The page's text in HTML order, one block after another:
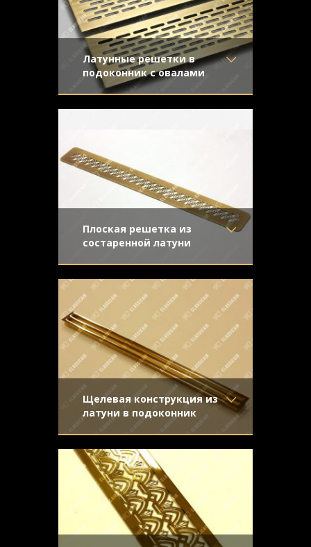
Латунные решетки в
подоконник с овалами
Материал- Латунь
Отделка- Старение с
Конструкция
Плоская решетка из
состаренной латуни
Материал- Латунь
Отделка- Старение с
эффектом затёртости
Узор
- Волны
Конструкция
- Плоская
старением под бронзу
Щелевая конструкция из
латуни в подоконник
Материал- Латунь
Отделка- Полированная
латунь
Узор - Щелевой
Конструкция- С отбортовкой
латуни. Присутствует задняя
отбортовка и скрытый крепеж